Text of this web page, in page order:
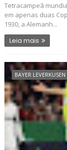
Tetracampeã
em apenas duas
1930, a Alemanh...
Leia mais
BAYER LEVERKUSEN